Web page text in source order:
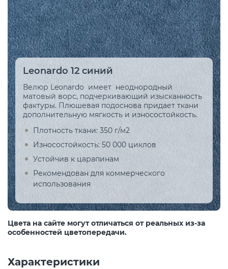
Leonardo 12 синий
Велюр Leonardo имеет неоднородный
матовый ворс, подчеркивающий изысканность
фактуры. Плюшевая подоснова придает ткани
дополнительную мягкость и износостойкость.
Плотность ткани: 350 г/м2
Износостойкость: 50 000 циклов
Устойчив к царапинам
Рекомендован для коммерческого
использования
Цвета на сайте могут отличаться от реальных из-за
особенностей цветопередачи.
Характеристики